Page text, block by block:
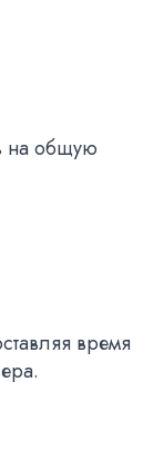
на общую
время